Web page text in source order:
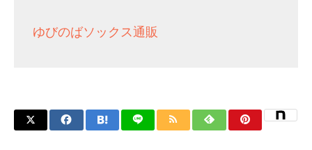
ゆびのばソックス通販